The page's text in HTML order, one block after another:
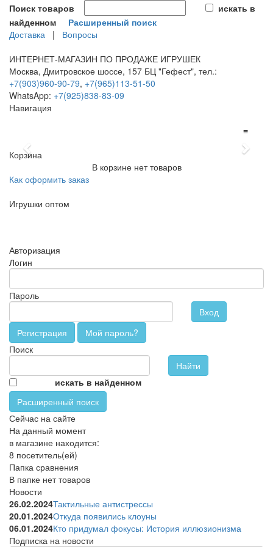
Поиск товаров
искать в
найденном
Расширенный поиск
Доставка | Вопросы
ИНТЕРНЕТ-МАГАЗИН ПО ПРОДАЖЕ ИГРУШЕК
Москва, Дмитровское шоссе, 157 БЦ "Гефест", тел.:
+7(903)960-90-79, +7(965)113-51-50
WhatsApp: +7(925)838-83-09
Навигация
≡
Previous Next
Корзина
В корзине нет товаров
Как оформить заказ
Игрушки оптом
Авторизация
Логин
Пароль
Вход
Регистрация
Мой пароль?
Поиск
искать в найденном
Расширенный поиск
Сейчас на сайте
На данный момент
в магазине находится:
8 посетитель(ей)
Папка сравнения
В папке нет товаров
Новости
26.02.2024Тактильные антистрессы
20.01.2024Откуда появились клоуны
06.01.2024Кто придумал фокусы: История иллюзионизма
Подписка на новости